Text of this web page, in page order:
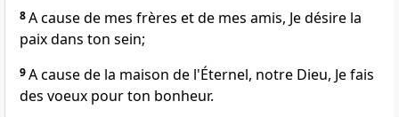
8A cause de mes frères et de mes amis, Je désire la
paix dans ton sein;
9A cause de la maison de l'Éternel, notre Dieu, Je fais
des voeux pour ton bonheur.